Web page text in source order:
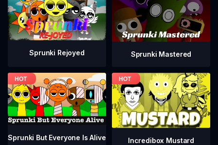
Sprunki Rejoyed Sprunki Mastered
Sprunki But Everyone Is Alive Incredibox Mustard